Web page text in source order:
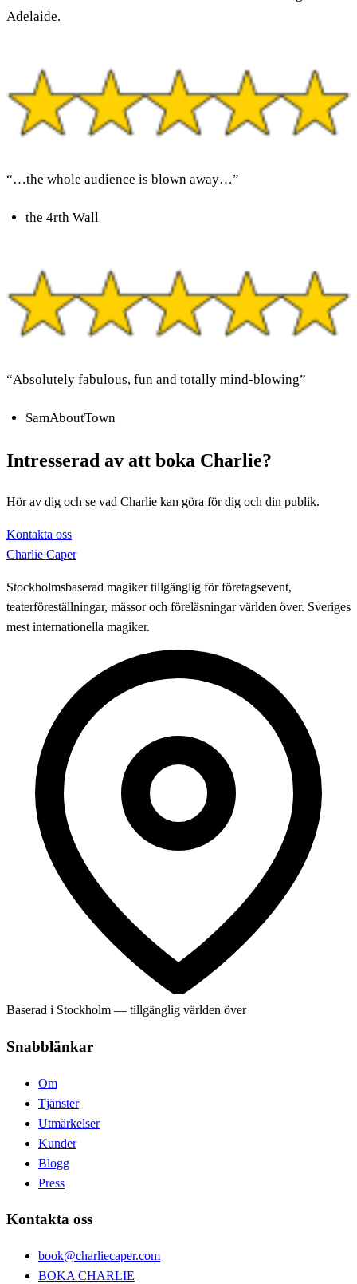
Adelaide.
“…the whole audience is blown away…”
the 4rth Wall
“Absolutely fabulous, fun and totally mind-blowing”
SamAboutTown
Intresserad av att boka Charlie?
Hör av dig och se vad Charlie kan göra för dig och din publik.
Kontakta oss
Charlie Caper
Stockholmsbaserad magiker tillgänglig för företagsevent,
teaterföreställningar, mässor och föreläsningar världen över. Sveriges
mest internationella magiker.
Baserad i Stockholm — tillgänglig världen över
Snabblänkar
Om
Tjänster
Utmärkelser
Kunder
Blogg
Press
Kontakta oss
book@charliecaper.com
BOKA CHARLIE